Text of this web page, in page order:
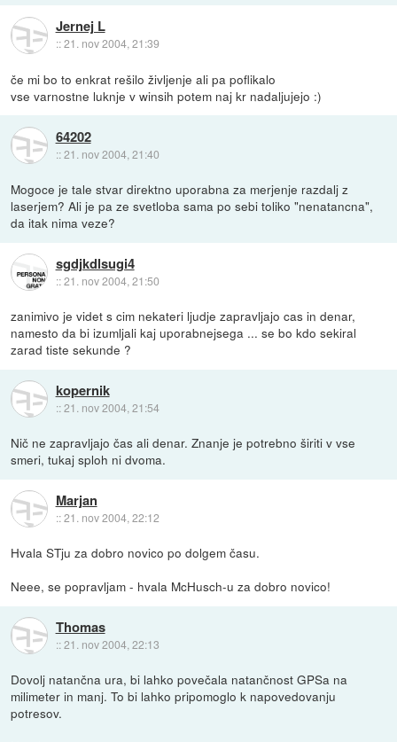
Jernej L
::21. nov 2004, 21:39
če mi bo to enkrat rešilo življenje ali pa poflikalo
vse varnostne luknje v winsih potem naj kr nadaljujejo :)
64202
::21. nov 2004, 21:40
Mogoce je tale stvar direktno uporabna za merjenje razdalj z
laserjem? Ali je pa ze svetloba sama po sebi toliko "nenatancna",
da itak nima veze?
sgdjkdlsugi4
::21. nov 2004, 21:50
zanimivo je videt s cim nekateri ljudje zapravljajo cas in denar,
namesto da bi izumljali kaj uporabnejsega ... se bo kdo sekiral
zarad tiste sekunde ?
kopernik
::21. nov 2004, 21:54
Nič ne zapravljajo čas ali denar. Znanje je potrebno širiti v vse
smeri, tukaj sploh ni dvoma.
Marjan
::21. nov 2004, 22:12
Hvala STju za dobro novico po dolgem času.
Neee, se popravljam - hvala McHusch-u za dobro novico!
Thomas
::21. nov 2004, 22:13
Dovolj natančna ura, bi lahko povečala natančnost GPSa na
milimeter in manj. To bi lahko pripomoglo k napovedovanju
potresov.